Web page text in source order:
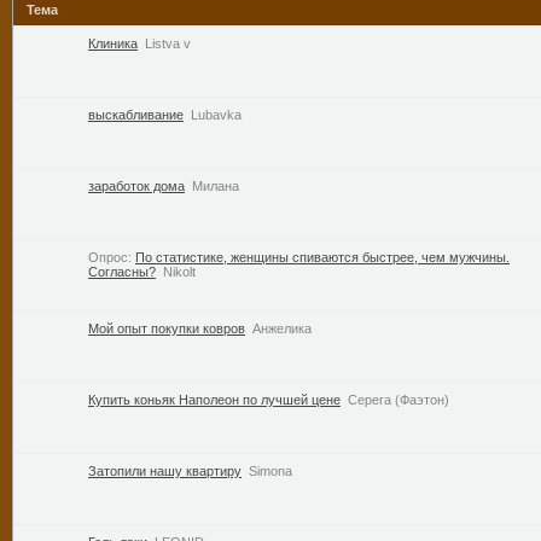
Тема
Клиника Listva v
выскабливание Lubavka
заработок дома Милана
Опрос: По статистике, женщины спиваются быстрее, чем мужчины.
Согласны? Nikolt
Мой опыт покупки ковров Анжелика
Купить коньяк Наполеон по лучшей цене Серега (Фаэтон)
Затопили нашу квартиру Simona